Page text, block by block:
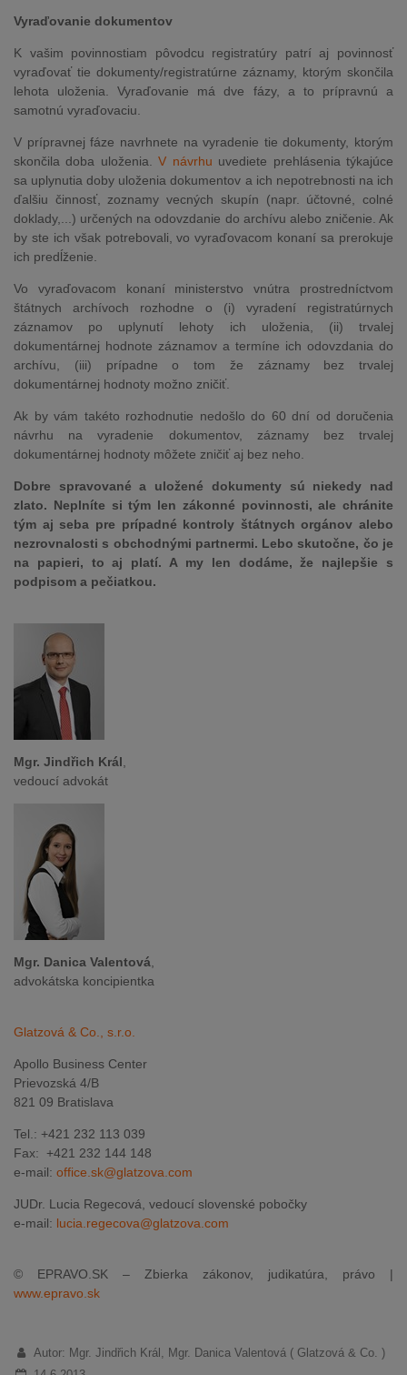
Vyraďovanie dokumentov
K vašim povinnostiam pôvodcu registratúry patrí aj povinnosť
vyraďovať tie dokumenty/registratúrne záznamy, ktorým skončila
lehota uloženia. Vyraďovanie má dve fázy, a to prípravnú a
samotnú vyraďovaciu.
V prípravnej fáze navrhnete na vyradenie tie dokumenty, ktorým
skončila doba uloženia.V návrhu uvediete prehlásenia týkajúce
sa uplynutia doby uloženia dokumentov a ich nepotrebnosti na ich
ďalšiu činnosť, zoznamy vecných skupín (napr. účtovné, colné
doklady,...) určených na odovzdanie do archívu alebo zničenie. Ak
by ste ich však potrebovali, vo vyraďovacom konaní sa prerokuje
ich predĺženie.
Vo vyraďovacom konaní ministerstvo vnútra prostredníctvom
štátnych archívoch rozhodne o (i) vyradení registratúrnych
záznamov po uplynutí lehoty ich uloženia, (ii) trvalej
dokumentárnej hodnote záznamov a termíne ich odovzdania do
archívu, (iii) prípadne o tom že záznamy bez trvalej
dokumentárnej hodnoty možno zničiť.
Ak by vám takéto rozhodnutie nedošlo do 60 dní od doručenia
návrhu na vyradenie dokumentov, záznamy bez trvalej
dokumentárnej hodnoty môžete zničiť aj bez neho.
Dobre spravované a uložené dokumenty sú niekedy nad
zlato. Neplníte si tým len zákonné povinnosti, ale chránite
tým aj seba pre prípadné kontroly štátnych orgánov alebo
nezrovnalosti s obchodnými partnermi. Lebo skutočne, čo je
na papieri, to aj platí. A my len dodáme, že najlepšie s
podpisom a pečiatkou.
Mgr. Jindřich Král
vedoucí advokát
Mgr. Danica Valentová
advokátska koncipientka
Glatzová & Co., s.r.o.
Apollo Business Center
Prievozská 4/B
821 09 Bratislava
Tel.: +421 232 113 039
Fax: +421 232 144 148
e-mail: office.sk@glatzova.com
JUDr. Lucia Regecová, vedoucí slovenské pobočky
e-mail: lucia.regecova@glatzova.com
© EPRAVO.SK – Zbierka zákonov, judikatúra, právo |
www.epravo.sk
Autor: Mgr. Jindřich Král, Mgr. Danica Valentová ( Glatzová & Co. )